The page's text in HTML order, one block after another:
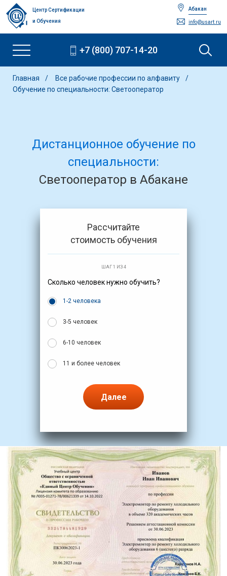
Центр Сертификации
и Обучения
Абакан
info@usart.ru
+7 (800) 707-14-20
Главная
Все рабочие профессии по алфавиту
Обучение по специальности: Светооператор
Дистанционное обучение по
специальности:
Светооператор в Абакане
Рассчитайте
стоимость обучения
ШАГ 1 ИЗ 4
Сколько человек нужно обучить?
1-2 человека
3-5 человек
6-10 человек
11 и более человек
Далее